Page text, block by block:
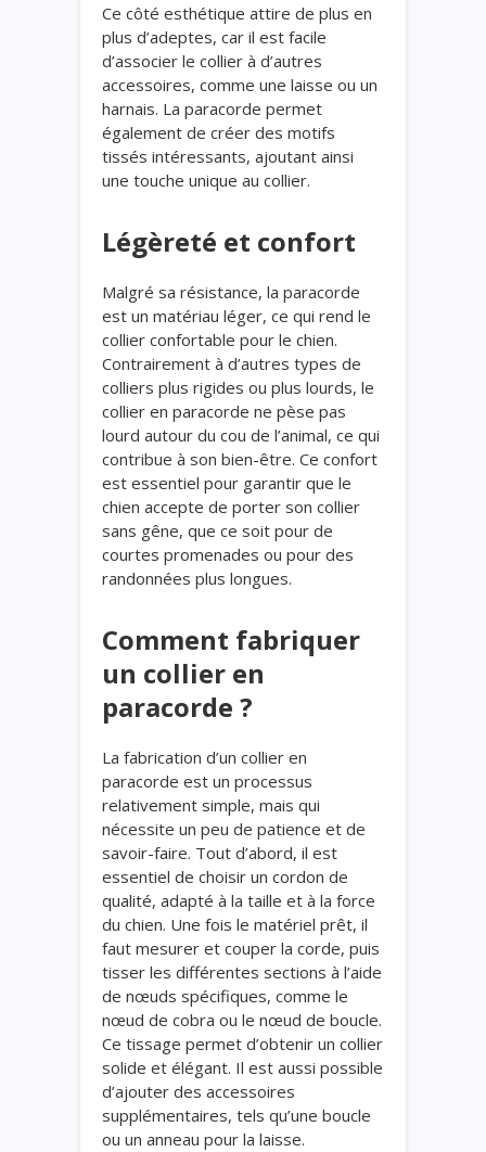
Ce côté esthétique attire de plus en
plus d’adeptes, car il est facile
d’associer le collier à d’autres
accessoires, comme une laisse ou un
harnais. La paracorde permet
également de créer des motifs
tissés intéressants, ajoutant ainsi
une touche unique au collier.
Légèreté et confort
Malgré sa résistance, la paracorde
est un matériau léger, ce qui rend le
collier confortable pour le chien.
Contrairement à d’autres types de
colliers plus rigides ou plus lourds, le
collier en paracorde ne pèse pas
lourd autour du cou de l’animal, ce qui
contribue à son bien-être. Ce confort
est essentiel pour garantir que le
chien accepte de porter son collier
sans gêne, que ce soit pour de
courtes promenades ou pour des
randonnées plus longues.
Comment fabriquer
un collier en
paracorde ?
La fabrication d’un collier en
paracorde est un processus
relativement simple, mais qui
nécessite un peu de patience et de
savoir-faire. Tout d’abord, il est
essentiel de choisir un cordon de
qualité, adapté à la taille et à la force
du chien. Une fois le matériel prêt, il
faut mesurer et couper la corde, puis
tisser les différentes sections à l’aide
de nœuds spécifiques, comme le
nœud de cobra ou le nœud de boucle.
Ce tissage permet d’obtenir un collier
solide et élégant. Il est aussi possible
d’ajouter des accessoires
supplémentaires, tels qu’une boucle
ou un anneau pour la laisse.